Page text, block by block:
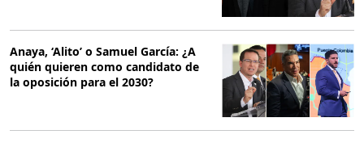
Anaya, ‘Alito’ o Samuel García: ¿A
quién quieren como candidato de
la oposición para el 2030?